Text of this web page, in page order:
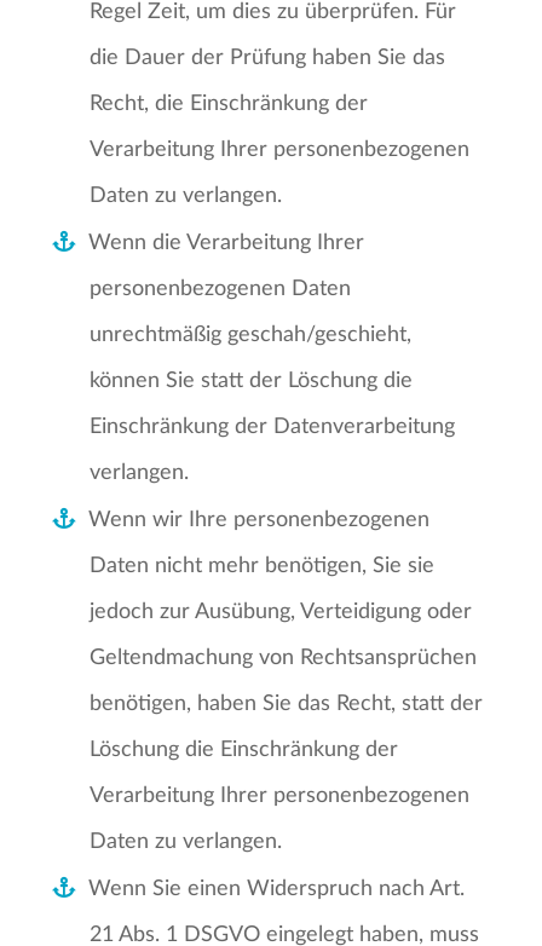
Regel Zeit, um dies zu überprüfen. Für
die Dauer der Prüfung haben Sie das
Recht, die Einschränkung der
Verarbeitung Ihrer personenbezogenen
Daten zu verlangen.
Wenn die Verarbeitung Ihrer
personenbezogenen Daten
unrechtmäßig geschah/geschieht,
können Sie statt der Löschung die
Einschränkung der Datenverarbeitung
verlangen.
Wenn wir Ihre personenbezogenen
Daten nicht mehr benötigen, Sie sie
jedoch zur Ausübung, Verteidigung oder
Geltendmachung von Rechtsansprüchen
benötigen, haben Sie das Recht, statt der
Löschung die Einschränkung der
Verarbeitung Ihrer personenbezogenen
Daten zu verlangen.
Wenn Sie einen Widerspruch nach Art.
21 Abs. 1 DSGVO eingelegt haben, muss